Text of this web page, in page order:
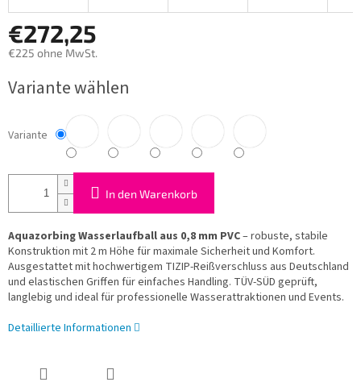
€272,25
€225 ohne MwSt.
Variante wählen
Variante
In den Warenkorb
Aquazorbing Wasserlaufball aus 0,8 mm PVC– robuste, stabile
Konstruktion mit 2 m Höhe für maximale Sicherheit und Komfort.
Ausgestattet mit hochwertigem TIZIP-Reißverschluss aus Deutschland
und elastischen Griffen für einfaches Handling. TÜV-SÜD geprüft,
langlebig und ideal für professionelle Wasserattraktionen und Events.
Detaillierte Informationen